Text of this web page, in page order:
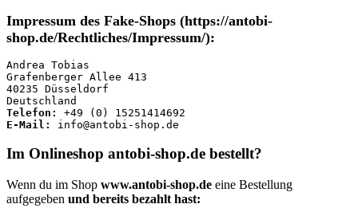
Impressum des Fake-Shops (https://antobi-
shop.de/Rechtliches/Impressum/):
Andrea Tobias
Grafenberger Allee 413
40235 Düsseldorf
Telefon:
E-Mail:
info@antobi-shop.de
Im Onlineshop antobi-shop.de bestellt?
Wenn du im Shop www.antobi-shop.de eine Bestellung
aufgegeben und bereits bezahlt hast: